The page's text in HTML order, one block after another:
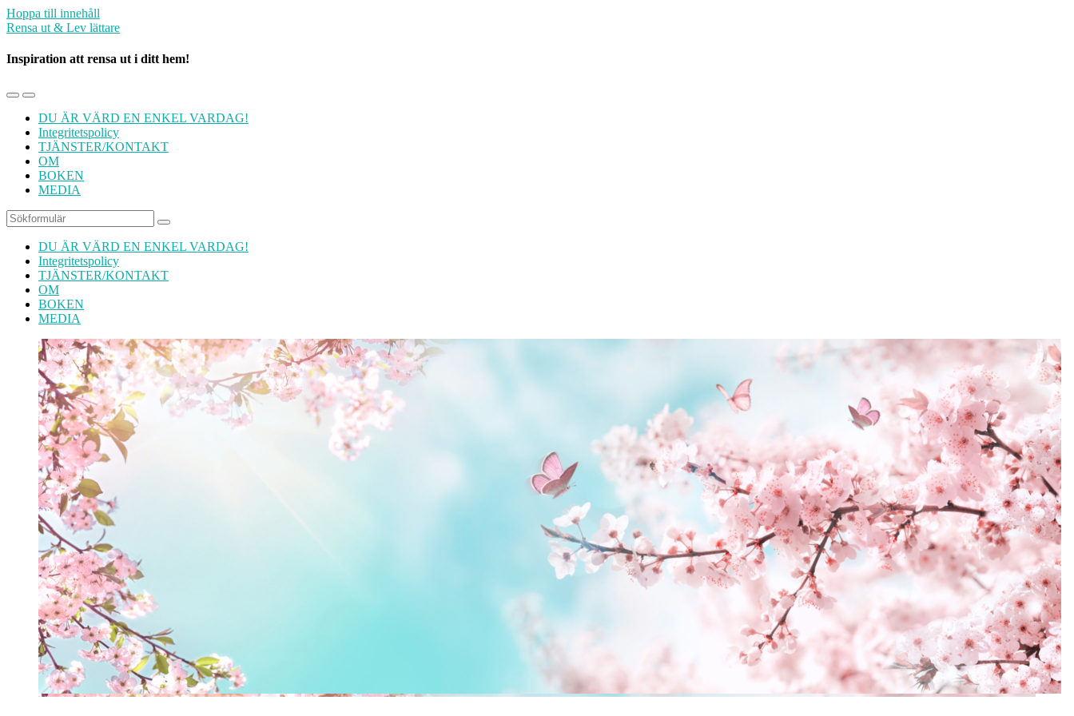
Hoppa till innehåll
Rensa ut & Lev lättare
Inspiration att rensa ut i ditt hem!
Slå
mobilmenyn
Slå
på/av
sökfältet
DU ÄR VÄRD EN ENKEL VARDAG!
Integritetspolicy
TJÄNSTER/KONTAKT
OM
BOKEN
MEDIA
Sök
DU ÄR VÄRD EN ENKEL VARDAG!
Integritetspolicy
TJÄNSTER/KONTAKT
OM
BOKEN
MEDIA